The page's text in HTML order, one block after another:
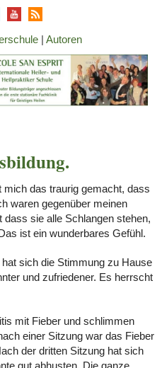
| Autoren
mich das traurig gemacht, dass
waren gegenüber meinen
sie alle Schlangen stehen,
ist ein wunderbares Gefühl.
sich die Stimmung zu Hause
und zufriedener. Es herrscht
mit Fieber und schlimmen
einer Sitzung war das Fieber
der dritten Sitzung hat sich
gut abhusten. Die ganze